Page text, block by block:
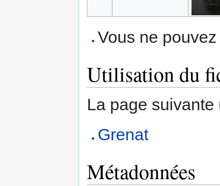
Vous ne
Utilisation du
La page
Grenat
Métadonnées